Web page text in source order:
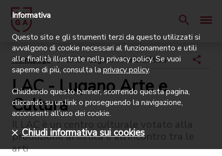
Homepage LAC - Lugano Arte e Cultura
LAC - Lugano Arte e
Cultura
Il LAC è un centro culturale votato alla
produzione artistica e all’incontro tra le
arti
Informativa
Questo sito e gli strumenti terzi da questo utilizzati si
avvalgono di cookie necessari al funzionamento e utili
alle finalità illustrate nella privacy policy. Se vuoi
saperne di più, consulta laprivacy policy.
Chiudendo questo banner, scorrendo questa pagina,
cliccando su un link o proseguendo la navigazione,
acconsenti all’uso dei cookie.
Chiudi informativa sui cookies